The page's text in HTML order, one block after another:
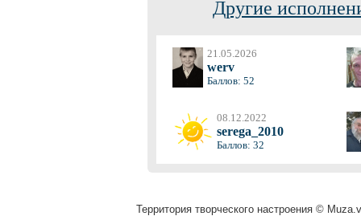
Другие
21.05.2026
werv
Баллов: 52
08.12.2022
serega_2010
Баллов: 32
Территория творческого настроения ©